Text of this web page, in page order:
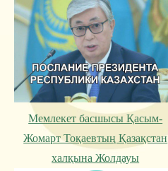
Мемлекет басшысы Қасым-
Жомарт Тоқаевтың Қазақстан
халқына Жолдауы